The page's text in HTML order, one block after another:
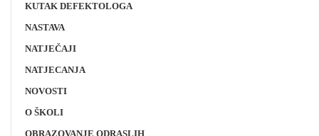
KUTAK DEFEKTOLOGA
NASTAVA
NATJEČAJI
NATJECANJA
NOVOSTI
O ŠKOLI
OBRAZOVANJE ODRASLIH